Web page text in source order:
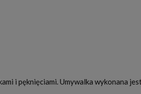
i pęknięciami. Umywalka wykonana